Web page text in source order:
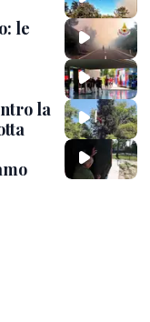
le
la